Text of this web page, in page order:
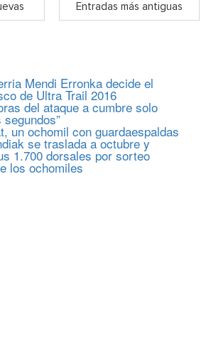
Entradas más antiguas
Mendi Erronka decide el
de Ultra Trail 2016
del ataque a cumbre solo
un ochomil con guardaespaldas
se traslada a octubre y
1.700 dorsales por sorteo
los ochomiles